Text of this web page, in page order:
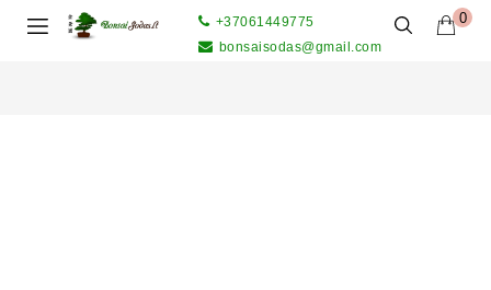
0
+37061449775
bonsaisodas@gmail.com